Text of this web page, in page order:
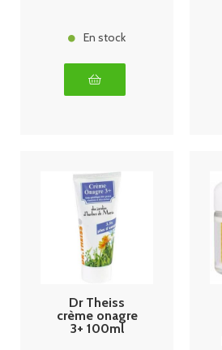
En stock
Dr Theiss
crème onagre
3+ 100ml